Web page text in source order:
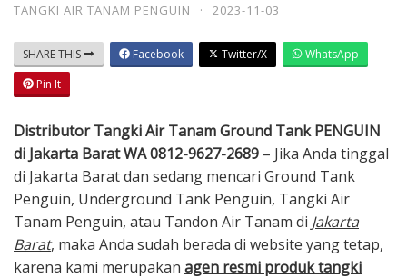
TANGKI AIR TANAM PENGUIN · 2023-11-03
SHARE THIS Facebook Twitter/X
WhatsApp
Pin It
Distributor Tangki Air Tanam Ground Tank PENGUIN
di Jakarta Barat WA 0812-9627-2689 – Jika Anda tinggal
di Jakarta Barat dan sedang mencari Ground Tank
Penguin, Underground Tank Penguin, Tangki Air
Tanam Penguin, atau Tandon Air Tanam di Jakarta
Barat, maka Anda sudah berada di website yang tetap,
karena kami merupakan agen resmi produk tangki